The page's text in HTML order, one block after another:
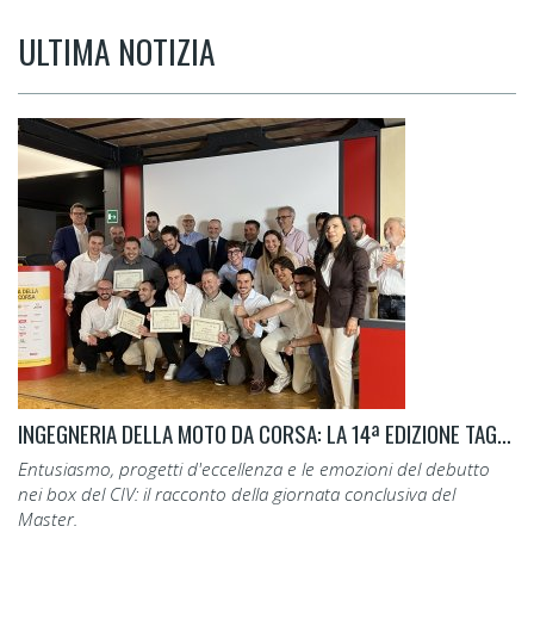
ULTIMA NOTIZIA
INGEGNERIA DELLA MOTO DA CORSA: LA 14ª EDIZIONE TAGLIA IL TRAGUARDO.
Entusiasmo, progetti d'eccellenza e le emozioni del debutto
nei box del CIV: il racconto della giornata conclusiva del
Master.